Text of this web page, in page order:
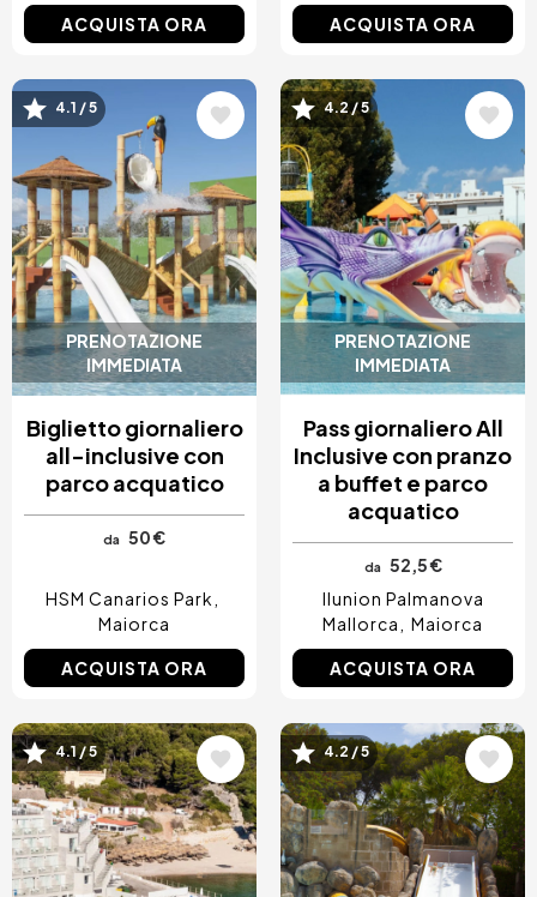
ACQUISTA ORA ACQUISTA ORA
PRENOTAZIONE
IMMEDIATA
Immagine
4.1 / 5
Biglietto giornaliero
all-inclusive con
parco acquatico
da 50 €
HSM Canarios Park
Maiorca
ACQUISTA ORA
PRENOTAZIONE
IMMEDIATA
Immagine
4.2 / 5
Pass giornaliero All
Inclusive con pranzo
a buffet e parco
acquatico
da 52,5 €
Ilunion Palmanova
Mallorca
Maiorca
ACQUISTA ORA
Immagine
4.1 / 5 Immagine
4.2 / 5